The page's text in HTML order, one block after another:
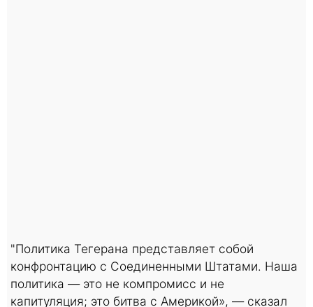
"Политика Тегерана представляет собой
конфронтацию с Соединенными Штатами. Наша
политика — это не компромисс и не
капитуляция; это битва с Америкой», — сказал